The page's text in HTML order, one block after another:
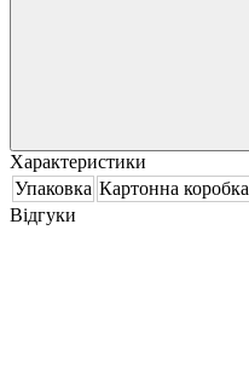
Характеристики
Упаковка Картонна коробка
Відгуки